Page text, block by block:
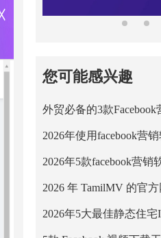
您可能感兴趣
2026年使用facebook营
2026 年 TamilMV 的官
2026年5大最佳静态住宅